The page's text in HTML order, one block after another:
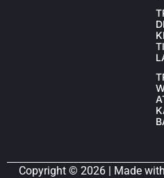
Copyright © 2026 | Made